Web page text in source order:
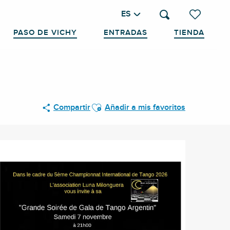
Voir les
Buscar
ES
PASO DE VICHY ENTRADAS TIENDA
CompartirAjouter aux favoris
Añadir a mis favoritos